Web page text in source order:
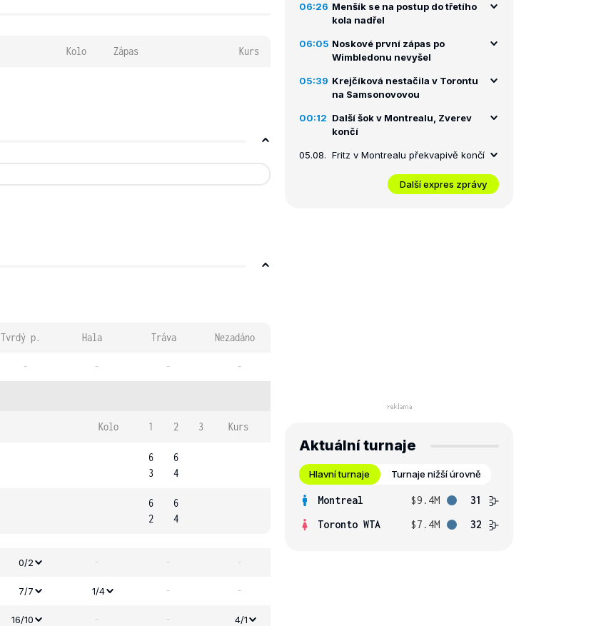
Kolo Zápas Kurs
Tvrdý p. Hala Tráva Nezadáno
- - - -
Kolo 1 2 3 Kurs
6
3
6
4
6
2
6
4
0/2 - - -
7/7 1/4 - -
16/10 - - 4/1
06:26 Menšík se na postup do třetího
kola nadřel
06:05 Noskové první zápas po
Wimbledonu nevyšel
05:39 Krejčíková nestačila v Torontu
na Samsonovovou
00:12 Další šok v Montrealu, Zverev
končí
05.08. Fritz v Montrealu překvapivě končí
Další expres zprávy
Aktuální turnaje
Hlavní turnaje Turnaje nižší úrovně
Montreal $9.4M
31
Toronto WTA
$7.4M 32